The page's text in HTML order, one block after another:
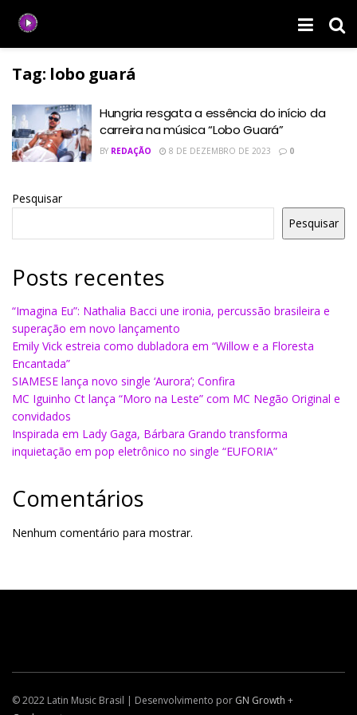
Tag: lobo guará
Hungria resgata a essência do início da
carreira na música “Lobo Guará”
BY REDAÇÃO 8 DE DEZEMBRO DE 2023 0
Pesquisar
Pesquisar
Posts recentes
“Imagina Eu”: Nathalia Bacci une ironia, percussão brasileira e
superação em novo lançamento
Emily Vick estreia como dubladora em “Willow e a Floresta
Encantada”
SIAMESE lança novo single ‘Aurora’; Confira
MC Iguinho Ct lança “Moro na Leste” com MC Negão Original e
convidados
Inspirada em Lady Gaga, Bárbara Grando transforma
inquietação em pop eletrônico no single “EUFORIA”
Comentários
Nenhum comentário para mostrar.
© 2022 Latin Music Brasil | Desenvolvimento por GN Growth +